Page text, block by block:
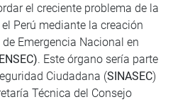
el creciente problema de la
Perú mediante la creación
Emergencia Nacional en
. Este órgano sería parte
Ciudadana (SINASEC)
Técnica del Consejo